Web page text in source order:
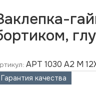
АРТ 1030 А2 M
Гарантия качества